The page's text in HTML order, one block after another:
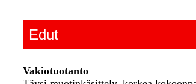
Edut
Vakiotuotanto